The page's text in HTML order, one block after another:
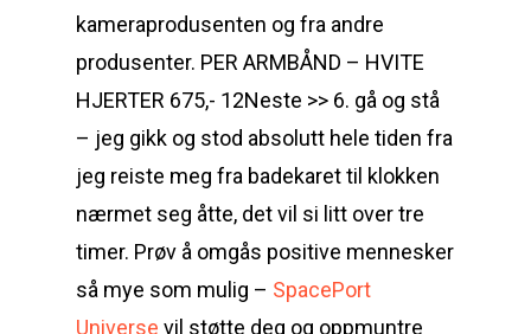
kameraprodusenten og fra andre
produsenter. PER ARMBÅND – HVITE
HJERTER 675,- 12Neste >> 6. gå og stå
– jeg gikk og stod absolutt hele tiden fra
jeg reiste meg fra badekaret til klokken
nærmet seg åtte, det vil si litt over tre
timer. Prøv å omgås positive mennesker
så mye som mulig – SpacePort
Universe vil støtte deg og oppmuntre